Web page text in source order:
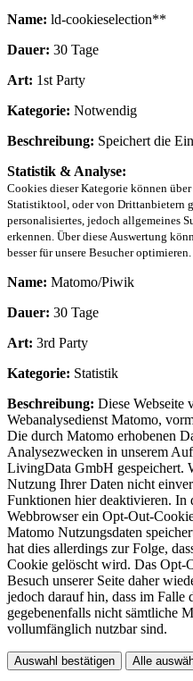
Name: ld-cookieselection**
Dauer: 30 Tage
Art: 1st Party
Kategorie: Notwendig
Beschreibung: Speichert die
Statistik & Analyse:
Cookies dieser Kategorie können
Statistiktool, oder von Drittanbietern
personalisiertes, jedoch allgemeines
erkennen. Über diese Auswertung
besser für unsere Besucher optimieren.
Name: Matomo/Piwik
Dauer: 30 Tage
Art: 3rd Party
Kategorie: Statistik
Beschreibung: Diese Webseite
Webanalysedienst Matomo,
Die durch Matomo erhobenen
Analysezwecken in unserem
LivingData GmbH gespeichert.
Nutzung Ihrer Daten nicht
Funktionen hier deaktivieren.
Webbrowser ein Opt-Out-
Matomo Nutzungsdaten
hat dies allerdings zur Folge,
Cookie gelöscht wird. Das Opt-
Besuch unserer Seite daher
jedoch darauf hin, dass im
gegebenenfalls nicht sämtliche
vollumfänglich nutzbar sind.
Auswahl bestätigen Alle